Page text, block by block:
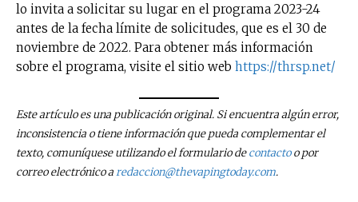
Subscribe to our daily clipping and
receive all the news of vaping and
tobacco harm reduction in your email.
SUBSCRIBIRSE
lo invita a solicitar su lugar en el programa 2023-24
antes de la fecha límite de solicitudes, que es el 30 de
noviembre de 2022. Para obtener más información
sobre el programa, visite el sitio web https://thrsp.net/
Este artículo es una publicación original. Si encuentra algún error,
inconsistencia o tiene información que pueda complementar el
texto, comuníquese utilizando el formulario decontactoo por
correo electrónico aredaccion@thevapingtoday.com.